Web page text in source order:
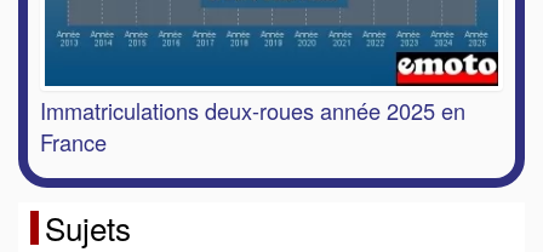
Immatriculations deux-roues année 2025 en
France
Sujets